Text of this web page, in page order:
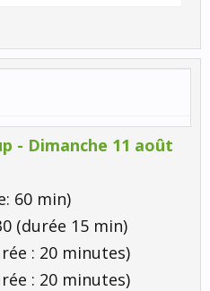
- Dimanche 11 août
60 min)
(durée 15 min)
: 20 minutes)
: 20 minutes)